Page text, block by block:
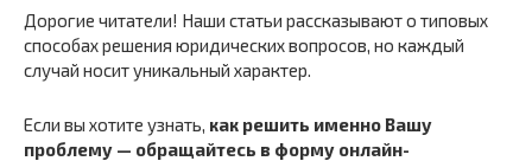
Дорогие читатели! Наши статьи рассказывают о типовых
способах решения юридических вопросов, но каждый
случай носит уникальный характер.
Если вы хотите узнать, как решить именно Вашу
проблему — обращайтесь в форму онлайн-